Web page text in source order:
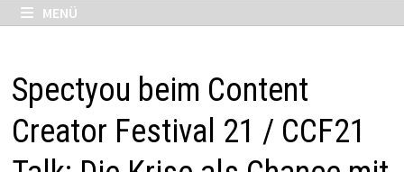
MENÜ
Spectyou beim Content
Creator Festival 21 / CCF21